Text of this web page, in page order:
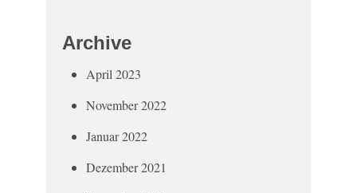
Archive
April 2023
November 2022
Januar 2022
Dezember 2021